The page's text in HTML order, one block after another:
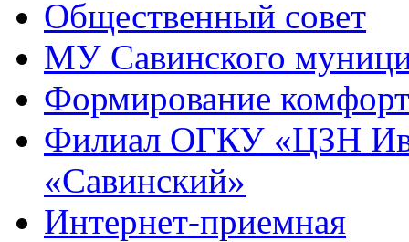
Общественный совет
МУ Савинского
Формирование
Филиал ОГКУ «ЦЗН
«Савинский»
Интернет-приемная